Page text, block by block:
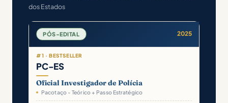
dos Estados
PÓS-EDITAL 2025
#1 · BESTSELLER
PC-ES
Oficial Investigador de Polícia
Pacotaço - Teórico + Passo Estratégico